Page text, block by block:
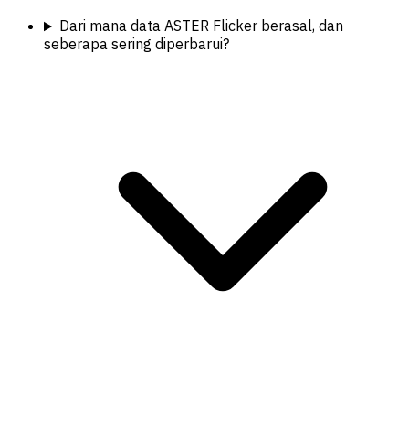
Dari mana data ASTER Flicker berasal, dan
seberapa sering diperbarui?